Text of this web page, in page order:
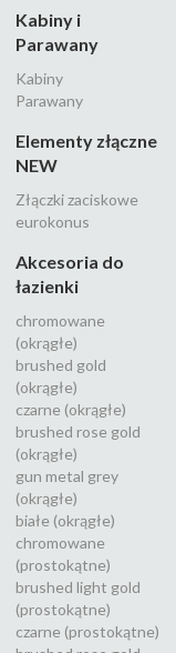
Kabiny i
Parawany
Kabiny
Parawany
Elementy złączne
NEW
Złączki zaciskowe
eurokonus
Akcesoria do
łazienki
chromowane
(okrągłe)
brushed gold
(okrągłe)
czarne (okrągłe)
brushed rose gold
(okrągłe)
gun metal grey
(okrągłe)
białe (okrągłe)
chromowane
(prostokątne)
brushed light gold
(prostokątne)
czarne (prostokątne)